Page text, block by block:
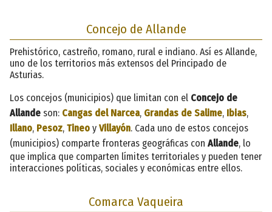
Concejo de Allande
Prehistórico, castreño, romano, rural e indiano. Así es Allande,
uno de los territorios más extensos del Principado de
Asturias.
Los concejos (municipios) que limitan con el Concejo de
Allande son: Cangas del Narcea, Grandas de Salime, Ibias,
Illano, Pesoz, Tineo y Villayón. Cada uno de estos concejos
(municipios) comparte fronteras geográficas con Allande, lo
que implica que comparten límites territoriales y pueden tener
interacciones políticas, sociales y económicas entre ellos.
Comarca Vaqueira